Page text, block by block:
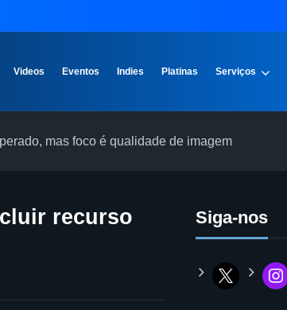
Videos Eventos Indies Platinas Serviços
mas foco é qualidade de imagem
recurso
Siga-nos